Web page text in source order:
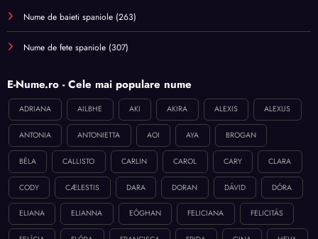
Nume de baieti spaniole (263)
Nume de fete spaniole (307)
E-Nume.ro - Cele mai populare nume
ADRIANA AILBHE AKI AKIRA ALEXIS ALEXUS
ANTONIA ANTONIETTA AOI AYA BROGAN
BÉLA CALLISTO CARLIN CAROL CARY CLARA
CODY CÆLESTIS DARA DORAN DÁVID DÓRA
ELIANA ELIANNA EÓGHAN FELICIANA FELICITÁS